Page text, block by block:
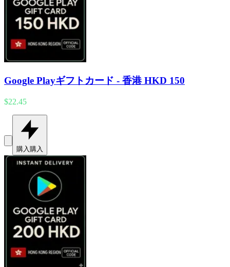
Google Playギフトカード - 香港 HKD 150
$22.45
購入 購入